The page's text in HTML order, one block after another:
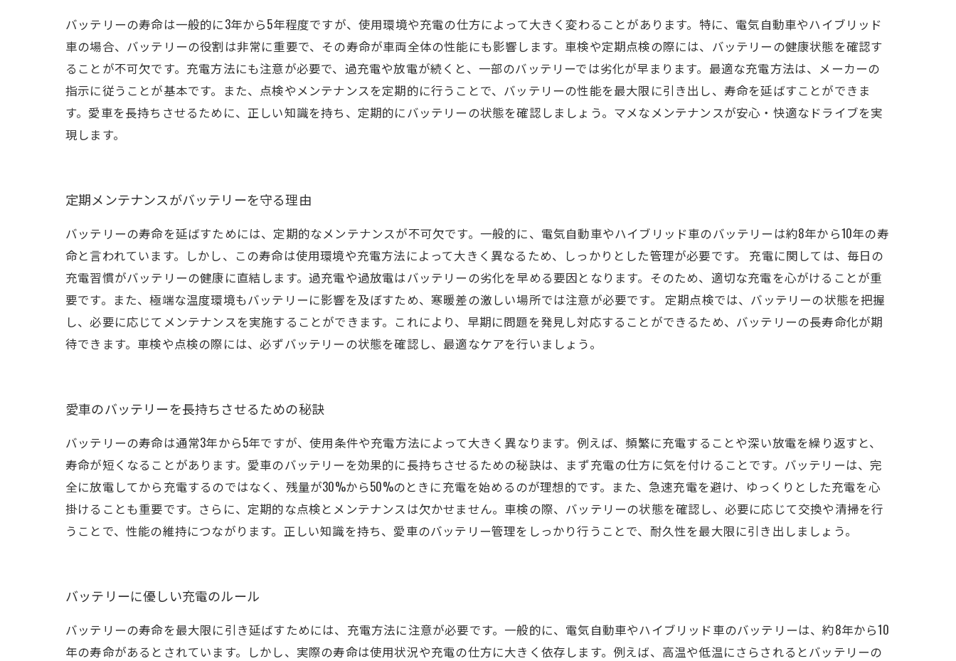
バッテリーの寿命は一般的に3年から5年程度ですが、使用環境や充電の仕方によって大きく変わることがあります。特に、電気自動車やハイブリッド
車の場合、バッテリーの役割は非常に重要で、その寿命が車両全体の性能にも影響します。車検や定期点検の際には、バッテリーの健康状態を確認す
ることが不可欠です。充電方法にも注意が必要で、過充電や放電が続くと、一部のバッテリーでは劣化が早まります。最適な充電方法は、メーカーの
指示に従うことが基本です。また、点検やメンテナンスを定期的に行うことで、バッテリーの性能を最大限に引き出し、寿命を延ばすことができま
す。愛車を長持ちさせるために、正しい知識を持ち、定期的にバッテリーの状態を確認しましょう。マメなメンテナンスが安心・快適なドライブを実
現します。
定期メンテナンスがバッテリーを守る理由
バッテリーの寿命を延ばすためには、定期的なメンテナンスが不可欠です。一般的に、電気自動車やハイブリッド車のバッテリーは約8年から10年の寿
命と言われています。しかし、この寿命は使用環境や充電方法によって大きく異なるため、しっかりとした管理が必要です。 充電に関しては、毎日の
充電習慣がバッテリーの健康に直結します。過充電や過放電はバッテリーの劣化を早める要因となります。そのため、適切な充電を心がけることが重
要です。また、極端な温度環境もバッテリーに影響を及ぼすため、寒暖差の激しい場所では注意が必要です。 定期点検では、バッテリーの状態を把握
し、必要に応じてメンテナンスを実施することができます。これにより、早期に問題を発見し対応することができるため、バッテリーの長寿命化が期
待できます。車検や点検の際には、必ずバッテリーの状態を確認し、最適なケアを行いましょう。
愛車のバッテリーを長持ちさせるための秘訣
バッテリーの寿命は通常3年から5年ですが、使用条件や充電方法によって大きく異なります。例えば、頻繁に充電することや深い放電を繰り返すと、
寿命が短くなることがあります。愛車のバッテリーを効果的に長持ちさせるための秘訣は、まず充電の仕方に気を付けることです。バッテリーは、完
全に放電してから充電するのではなく、残量が30%から50%のときに充電を始めるのが理想的です。また、急速充電を避け、ゆっくりとした充電を心
掛けることも重要です。さらに、定期的な点検とメンテナンスは欠かせません。車検の際、バッテリーの状態を確認し、必要に応じて交換や清掃を行
うことで、性能の維持につながります。正しい知識を持ち、愛車のバッテリー管理をしっかり行うことで、耐久性を最大限に引き出しましょう。
バッテリーに優しい充電のルール
バッテリーの寿命を最大限に引き延ばすためには、充電方法に注意が必要です。一般的に、電気自動車やハイブリッド車のバッテリーは、約8年から10
年の寿命があるとされています。しかし、実際の寿命は使用状況や充電の仕方に大きく依存します。例えば、高温や低温にさらされるとバッテリーの